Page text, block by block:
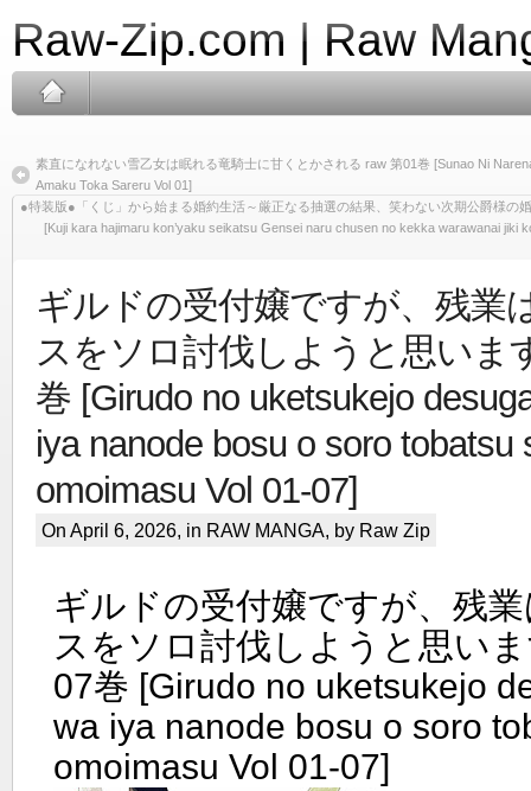
Raw-Zip.com | Raw
素直になれない雪乙女は眠れる竜騎士に甘くとかされる raw 第01巻 [Sunao Ni
Amaku Toka Sareru Vol 01]
●特装版●「くじ」から始まる婚約生活～厳正なる抽選の結果、笑わない次期公爵様の
[Kuji kara hajimaru kon’yaku seikatsu Gensei naru chusen no kekka warawanai jiki
ギルドの受付嬢ですが、残業
スをソロ討伐しようと思いま
巻 [Girudo no uketsukejo
iya nanode bosu o soro tobatsu
omoimasu Vol 01-07]
On April 6, 2026, in RAW MANGA, by Raw Zip
ギルドの受付嬢ですが、残
スをソロ討伐しようと思い
07巻 [Girudo no uketsukejo
wa iya nanode bosu o soro
omoimasu Vol 01-07]